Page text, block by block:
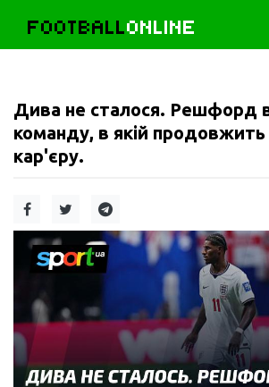
FOOTBALLONLINE
Дива не сталося. Решфорд
команду, в якій
кар'єру.